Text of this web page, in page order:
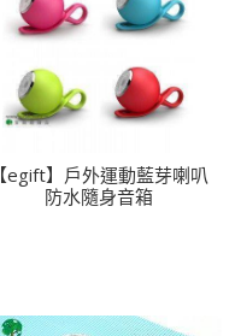
【egift】戶外運動藍芽喇叭
防水隨身音箱